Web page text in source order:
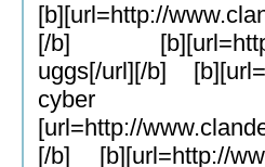
[b][url=http://
[/b] [b][url=
uggs[/url][/b] [b][url=
cyber
[url=http://
[/b] [b][url=http://